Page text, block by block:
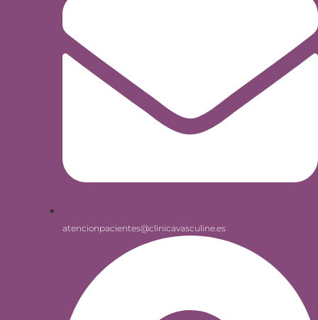
atencionpacientes@clinicavasculine.es